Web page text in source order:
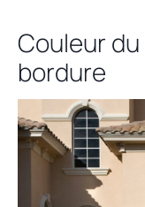
Couleur
bordure